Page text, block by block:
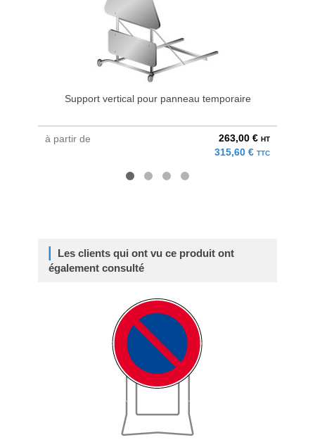
Support vertical pour panneau temporaire
à partir de 263,00 € HT
315,60 € TTC
Les clients qui ont vu ce produit ont
également consulté